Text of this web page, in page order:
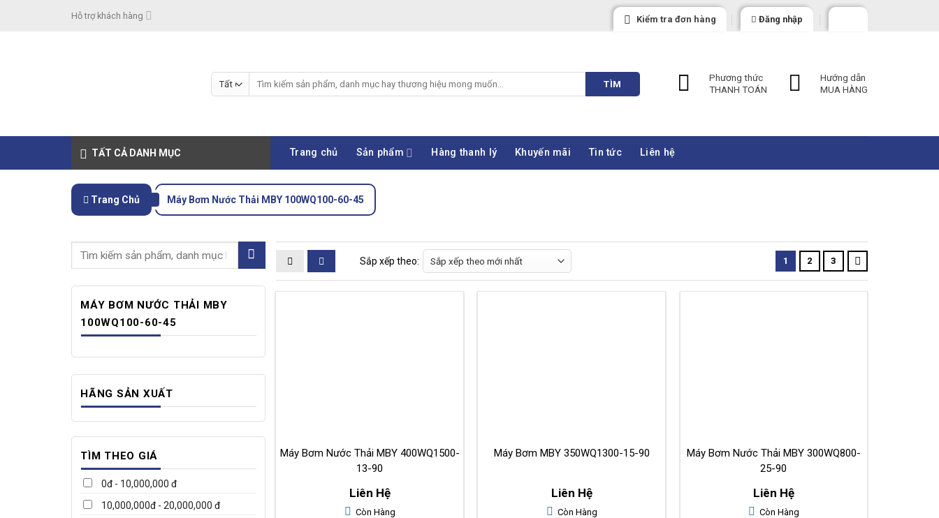
Hỗ trợ khách hàng Kiểm tra đơn hàng Đăng nhập
kiếm:
TÌM
Phương thức
THANH TOÁN
Hướng dẫn
MUA HÀNG
TẤT CẢ DANH MỤC Trang chủ Sản phẩm Hàng thanh lý Khuyến mãi Tin tức Liên hệ
Trang Chủ Máy Bơm Nước Thải MBY 100WQ100-60-45
MÁY BƠM NƯỚC THẢI MBY
100WQ100-60-45
HÃNG SẢN XUẤT
TÌM THEO GIÁ
0đ - 10,000,000 đ
10,000,000đ - 20,000,000 đ
Sắp xếp theo: 1 2 3
Máy Bơm Nước Thải MBY 400WQ1500-
13-90
Liên Hệ
Còn Hàng
Máy Bơm MBY 350WQ1300-15-90
Liên Hệ
Còn Hàng
Máy Bơm Nước Thải MBY 300WQ800-
25-90
Liên Hệ
Còn Hàng